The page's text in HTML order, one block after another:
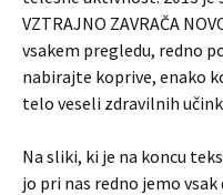
VZTRAJNO ZAVRAČA
vsakem pregledu, redno
nabirajte koprive, enako
telo veseli zdravilnih
Na sliki, ki je na koncu
jo pri nas redno jemo